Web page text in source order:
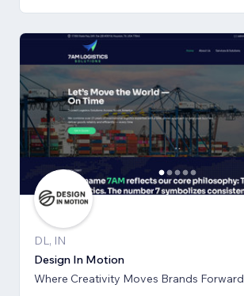
DL, IN
Design In Motion
Where Creativity Moves Brands Forward